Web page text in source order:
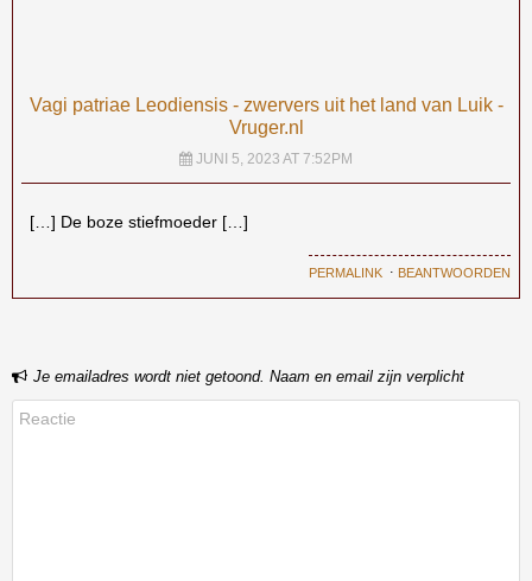
Vagi patriae Leodiensis - zwervers uit het land van Luik -
Vruger.nl
JUNI 5, 2023 AT 7:52PM
[…] De boze stiefmoeder […]
PERMALINK ⋅ BEANTWOORDEN
Je emailadres wordt niet getoond. Naam en email zijn verplicht